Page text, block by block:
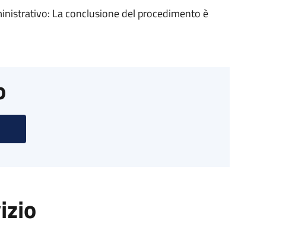
La conclusione del procedimento è